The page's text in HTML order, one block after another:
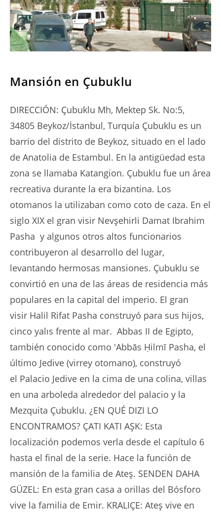
Mansión en Çubuklu
DIRECCIÓN: Çubuklu Mh, Mektep Sk. No:5,
34805 Beykoz/İstanbul, Turquía Çubuklu es un
barrio del distrito de Beykoz, situado en el lado
de Anatolia de Estambul. En la antigüedad esta
zona se llamaba Katangion. Çubuklu fue un área
recreativa durante la era bizantina. Los
otomanos la utilizaban como coto de caza. En el
siglo XIX el gran visir Nevşehirli Damat Ibrahim
Pasha y algunos otros altos funcionarios
contribuyeron al desarrollo del lugar,
levantando hermosas mansiones. Çubuklu se
convirtió en una de las áreas de residencia más
populares en la capital del imperio. El gran
visir Halil Rifat Pasha construyó para sus hijos,
cinco yalıs frente al mar. Abbas II de Egipto,
también conocido como 'Abbās Ḥilmī Pasha, el
último Jedive (virrey otomano), construyó
el Palacio Jedive en la cima de una colina, villas
en una arboleda alrededor del palacio y la
Mezquita Çubuklu. ¿EN QUÉ DIZI LO
ENCONTRAMOS? ÇATI KATI AŞK: Esta
localización podemos verla desde el capítulo 6
hasta el final de la serie. Hace la función de
mansión de la familia de Ateş. SENDEN DAHA
GÜZEL: En esta gran casa a orillas del Bósforo
vive la familia de Emir. KRALIÇE: Ateş vive en